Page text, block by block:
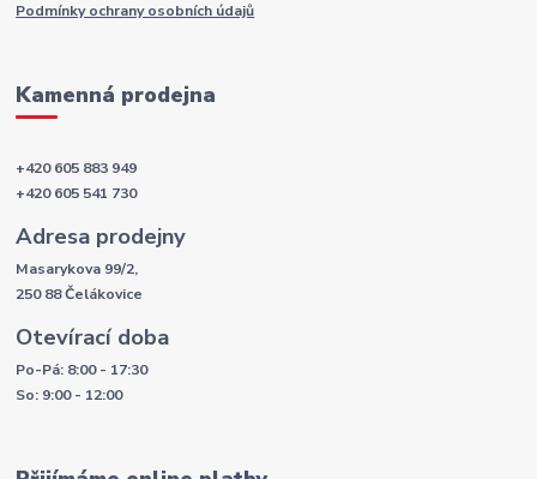
Podmínky ochrany osobních údajů
Kamenná prodejna
+420 605 883 949
+420 605 541 730
Adresa prodejny
Masarykova 99/2,
250 88 Čelákovice
Otevírací doba
Po-Pá: 8:00 - 17:30
So: 9:00 - 12:00